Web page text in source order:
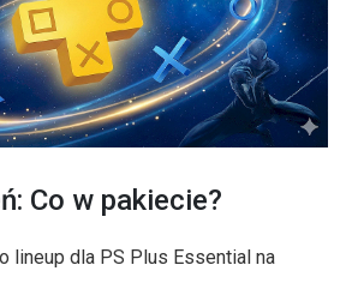
Co w pakiecie?
lineup dla PS Plus Essential na